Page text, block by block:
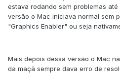
estava rodando sem problemas até
versão o Mac iniciava normal sem
"Graphics Enabler" ou seja
Mais depois dessa versão o Mac
da maçã sempre dava erro de